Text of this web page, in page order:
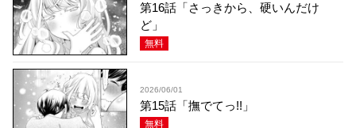
第16話「さっきから、硬いんだけ
ど」
無料
2026/06/01
第15話「撫でてっ!!」
無料